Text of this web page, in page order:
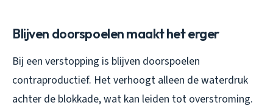
Blijven doorspoelen maakt het erger
Bij een verstopping is blijven doorspoelen
contraproductief. Het verhoogt alleen de waterdruk
achter de blokkade, wat kan leiden tot overstroming.